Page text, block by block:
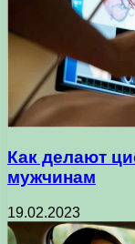
Как делают
мужчинам
19.02.2023